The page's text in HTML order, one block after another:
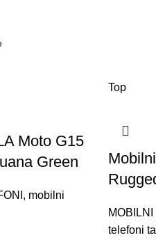
Moto G15
Green
, mobilni
Top
MOBILNI
telefoni